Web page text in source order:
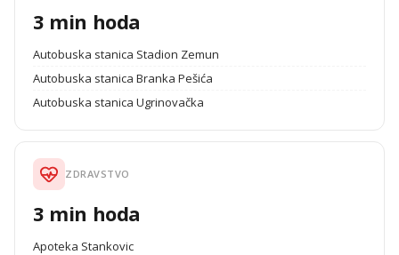
3 min hoda
Autobuska stanica Stadion Zemun
Autobuska stanica Branka Pešića
Autobuska stanica Ugrinovačka
ZDRAVSTVO
3 min hoda
Apoteka Stankovic